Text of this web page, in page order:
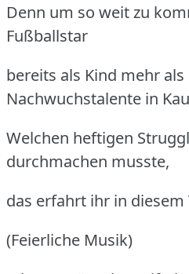
Denn um so weit zu
Fußballstar
bereits als Kind mehr
Nachwuchstalente in
Welchen heftigen
durchmachen musste,
das erfahrt ihr in diesem
(Feierliche Musik)